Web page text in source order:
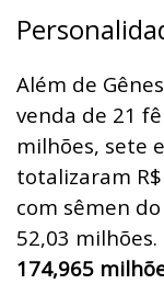
Além de
venda de 21
milhões, sete
totalizaram
com sêmen
52,03 milhões.
174,965